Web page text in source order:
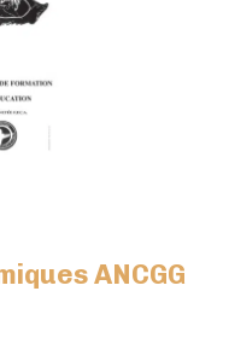
ANCGG